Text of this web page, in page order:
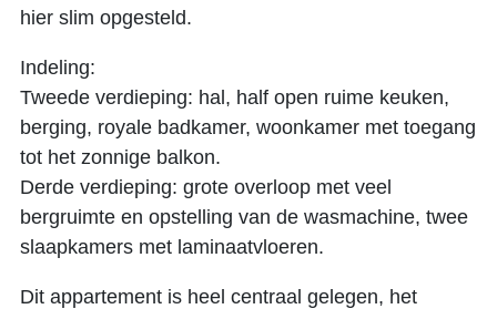
hier slim opgesteld.
Indeling:
Tweede verdieping: hal, half open ruime keuken,
berging, royale badkamer, woonkamer met toegang
tot het zonnige balkon.
Derde verdieping: grote overloop met veel
bergruimte en opstelling van de wasmachine, twee
slaapkamers met laminaatvloeren.
Dit appartement is heel centraal gelegen, het